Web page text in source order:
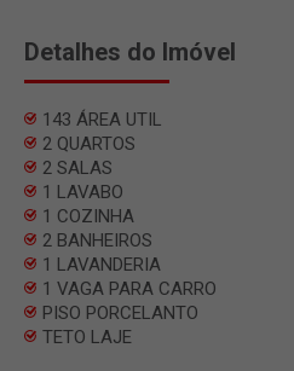
Detalhes do Imóvel
143 ÁREA UTIL
2 QUARTOS
2 SALAS
1 LAVABO
1 COZINHA
2 BANHEIROS
1 LAVANDERIA
1 VAGA PARA CARRO
PISO PORCELANTO
TETO LAJE